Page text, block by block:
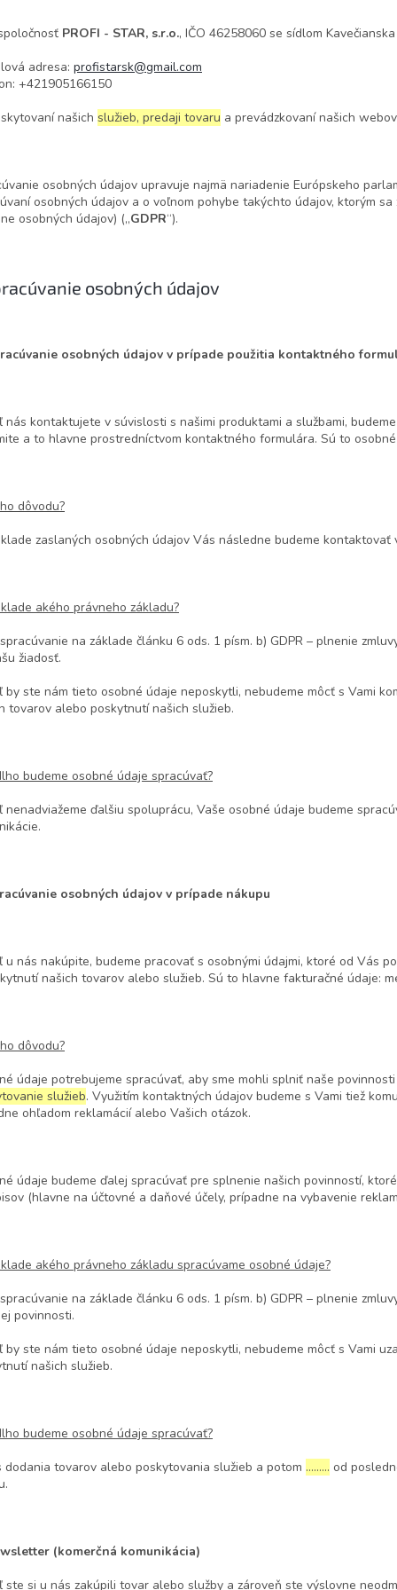
PROFI - STAR, s.r.o., IČO 46258060 se sídlom
adresa: profistarsk@gmail.com
+421905166150
našich služieb, predaji tovaru a prevádzkovaní našich
osobných údajov upravuje najmä nariadenie Európskeho
osobných údajov a o voľnom pohybe takýchto údajov, ktorým
osobných údajov) („GDPR“).
osobných údajov
osobných údajov v prípade použitia kontaktného
nás kontaktujete v súvislosti s našimi produktami a službami,
a to hlavne prostredníctvom kontaktného formulára. Sú to
dôvodu?
zaslaných osobných údajov Vás následne budeme
akého právneho základu?
na základe článku 6 ods. 1 písm. b) GDPR – plnenie
žiadosť.
by ste nám tieto osobné údaje neposkytli, nebudeme môcť s Vami
tovarov alebo poskytnutí našich služieb.
budeme osobné údaje spracúvať?
nenadviažeme ďalšiu spoluprácu, Vaše osobné údaje budeme
osobných údajov v prípade nákupu
u nás nakúpite, budeme pracovať s osobnými údajmi, ktoré od Vás
našich tovarov alebo služieb. Sú to hlavne fakturačné údaje:
dôvodu?
údaje potrebujeme spracúvať, aby sme mohli splniť naše
služieb. Využitím kontaktných údajov budeme s Vami tiež
ohľadom reklamácií alebo Vašich otázok.
údaje budeme ďalej spracúvať pre splnenie našich povinností,
(hlavne na účtovné a daňové účely, prípadne na vybavenie
akého právneho základu spracúvame osobné údaje?
na základe článku 6 ods. 1 písm. b) GDPR – plnenie
povinnosti.
by ste nám tieto osobné údaje neposkytli, nebudeme môcť s Vami
našich služieb.
budeme osobné údaje spracúvať?
dodania tovarov alebo poskytovania služieb a potom ……… od
(komerčná komunikácia)
ste si u nás zakúpili tovar alebo služby a zároveň ste výslovne